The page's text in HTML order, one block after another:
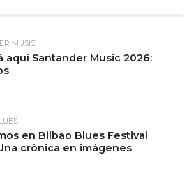
MUSIC
aquí Santander Music 2026:
en Bilbao Blues Festival
crónica en imágenes